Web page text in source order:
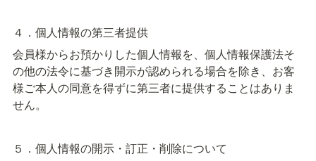
４．個人情報の第三者提供
会員様からお預かりした個人情報を、個人情報保護法そ
の他の法令に基づき開示が認められる場合を除き、お客
様ご本人の同意を得ずに第三者に提供することはありま
せん。
５．個人情報の開示・訂正・削除について